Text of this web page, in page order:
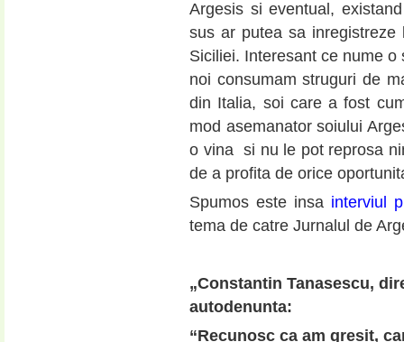
Argesis si eventual,
sus ar putea sa
Siciliei. Interesant ce nume
noi consumam struguri de
din Italia, soi care a fost
mod asemanator soiului
o vina si nu le pot reprosa
de a profita de orice
Spumos este insa interviul
tema de catre Jurnalul de
„Constantin Tanasescu,
autodenunta:
“Recunosc ca am gresit,